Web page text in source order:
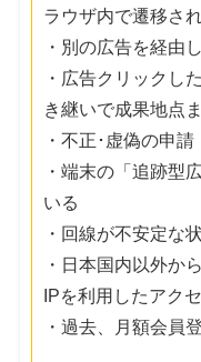
ラウザ内で遷移さ
・別の広告を経由
・広告クリックし
き継いで成果地点
・不正･虚偽の申請
・端末の「追跡型
いる
・回線が不安定な
・日本国内以外か
IPを利用したアク
・過去、月額会員